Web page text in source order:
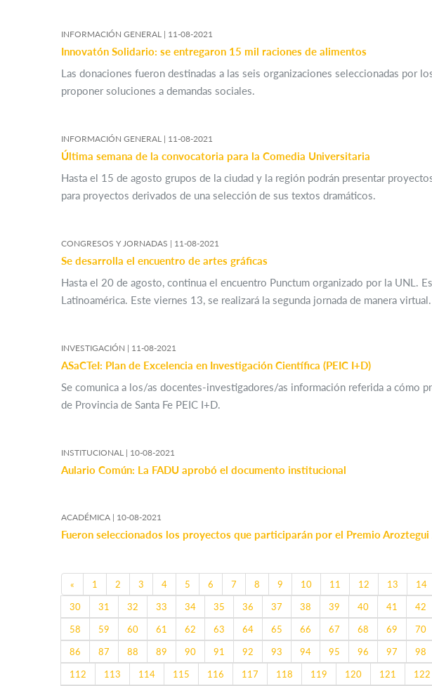
INFORMACIÓN GENERAL | 11-08-2021
Innovatón Solidario: se entregaron 15 mil raciones de alimentos
Las donaciones fueron destinadas a las seis organizaciones seleccionadas por
proponer soluciones a demandas sociales.
INFORMACIÓN GENERAL | 11-08-2021
Última semana de la convocatoria para la Comedia Universitaria
Hasta el 15 de agosto grupos de la ciudad y la región podrán presentar
para proyectos derivados de una selección de sus textos dramáticos.
CONGRESOS Y JORNADAS | 11-08-2021
Se desarrolla el encuentro de artes gráficas
Hasta el 20 de agosto, continua el encuentro Punctum organizado por la UNL.
Latinoamérica. Este viernes 13, se realizará la segunda jornada de manera virtual.
INVESTIGACIÓN | 11-08-2021
ASaCTeI: Plan de Excelencia en Investigación Científica (PEIC I+D)
Se comunica a los/as docentes-investigadores/as información referida a cómo
de Provincia de Santa Fe PEIC I+D.
INSTITUCIONAL | 10-08-2021
Aulario Común: La FADU aprobó el documento institucional
ACADÉMICA | 10-08-2021
Fueron seleccionados los proyectos que participarán por el Premio Aroztegui
« Previous
1 2 3 4 5 6 7 8 9 10 11 12 13 14
30
31 32 33 34 35 36 37 38 39 40 41 42
58
59 60 61 62 63 64 65 66 67 68 69 70
86
87 88 89 90 91 92 93 94 95 96 97 98
112
113 114 115 116 117 118 119 120 121 122